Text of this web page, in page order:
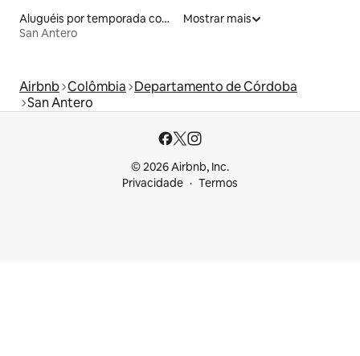
Aluguéis por temporada com banheira de hidromassagem
San Antero
Mostrar mais
Airbnb Colômbia Departamento de Córdoba
San Antero
© 2026 Airbnb, Inc.
Privacidade
Termos